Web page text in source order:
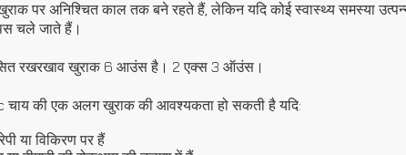
पर अनिश्चित काल तक बने रहते हैं, लेकिन यदि कोई स्वास्थ्य समस्या
चले जाते हैं।
रखरखाव खुराक 6 आउंस है। 2 एक्स 3 ऑउंस।
की एक अलग खुराक की आवश्यकता हो सकती है यदि:
या विकिरण पर हैं